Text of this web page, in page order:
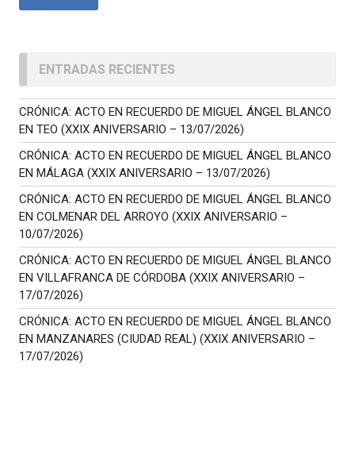
ENTRADAS RECIENTES
CRÓNICA: ACTO EN RECUERDO DE MIGUEL ÁNGEL BLANCO
EN TEO (XXIX ANIVERSARIO – 13/07/2026)
CRÓNICA: ACTO EN RECUERDO DE MIGUEL ÁNGEL BLANCO
EN MÁLAGA (XXIX ANIVERSARIO – 13/07/2026)
CRÓNICA: ACTO EN RECUERDO DE MIGUEL ÁNGEL BLANCO
EN COLMENAR DEL ARROYO (XXIX ANIVERSARIO –
10/07/2026)
CRÓNICA: ACTO EN RECUERDO DE MIGUEL ÁNGEL BLANCO
EN VILLAFRANCA DE CÓRDOBA (XXIX ANIVERSARIO –
17/07/2026)
CRÓNICA: ACTO EN RECUERDO DE MIGUEL ÁNGEL BLANCO
EN MANZANARES (CIUDAD REAL) (XXIX ANIVERSARIO –
17/07/2026)